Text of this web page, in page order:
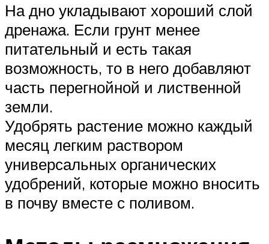
На дно укладывают хороший слой
дренажа. Если грунт менее
питательный и есть такая
возможность, то в него добавляют
часть перегнойной и лиственной
земли.
Удобрять растение можно каждый
месяц легким раствором
универсальных органических
удобрений, которые можно вносить
в почву вместе с поливом.